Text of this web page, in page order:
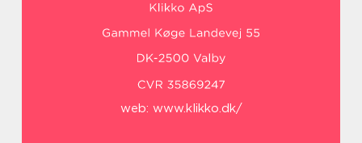
web: www.klikko.dk/